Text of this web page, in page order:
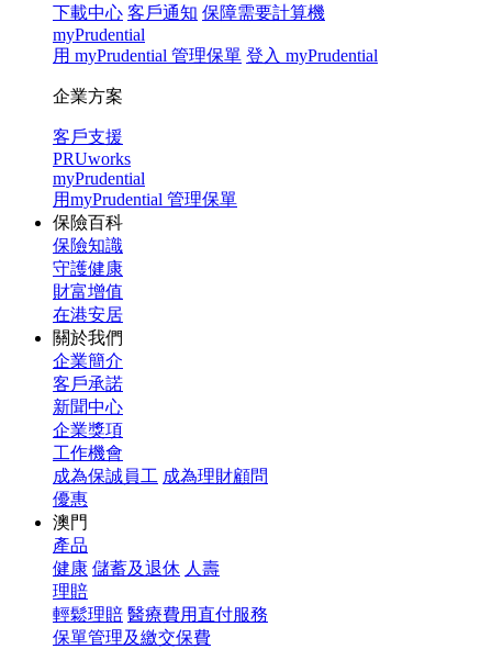
下載中心 客戶通知 保障需要計算機
myPrudential
用 myPrudential 管理保單 登入 myPrudential
企業方案
客戶支援
PRUworks
myPrudential
用myPrudential 管理保單
保險百科
保險知識
守護健康
財富增值
在港安居
關於我們
企業簡介
客戶承諾
新聞中心
企業獎項
工作機會
成為保誠員工 成為理財顧問
優惠
澳門
產品
健康 儲蓄及退休 人壽
理賠
輕鬆理賠 醫療費用直付服務
保單管理及繳交保費